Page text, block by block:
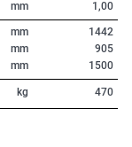
mm
1,00
mm
mm
mm
1442
905
1500
kg 470